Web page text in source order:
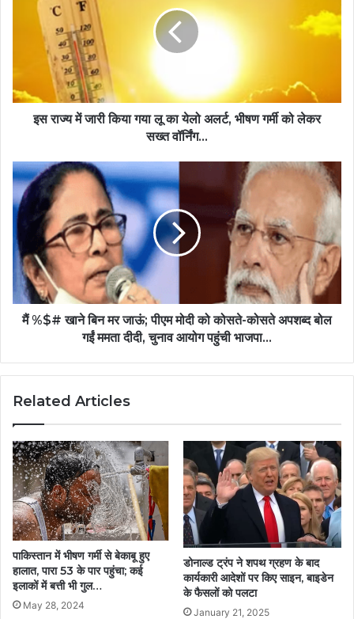
इस राज्य में जारी किया गया लू का येलो अलर्ट, भीषण गर्मी को लेकर
सख्त वॉर्निंग...
मैं %$# खाने बिन मर जाऊं; पीएम मोदी को कोसते-कोसते अपशब्द बोल
गईं ममता दीदी, चुनाव आयोग पहुंची भाजपा...
Related Articles
पाकिस्तान में भीषण गर्मी से बेकाबू हुए
हालात, पारा 53 के पार पहुंचा; कई
इलाकों में बत्ती भी गुल…
May 28, 2024
डोनाल्ड ट्रंप ने शपथ ग्रहण के बाद
कार्यकारी आदेशों पर किए साइन, बाइडेन
के फैसलों को पलटा
January 21, 2025